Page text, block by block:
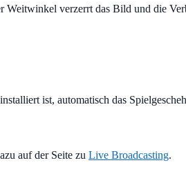
verzerrt das Bild und die
ist, automatisch das
auf der Seite zu Live Broadcasting.